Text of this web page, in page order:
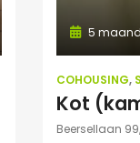
5
COHOUSING,
Kot
Beersellaan